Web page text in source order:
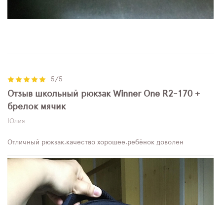
5/5
Отзыв школьный рюкзак Winner One R2-170 +
брелок мячик
Юлия
Отличный рюкзак,качество хорошее,ребёнок доволен